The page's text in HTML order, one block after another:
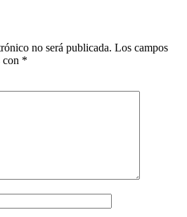
no será publicada. Los campos
con *